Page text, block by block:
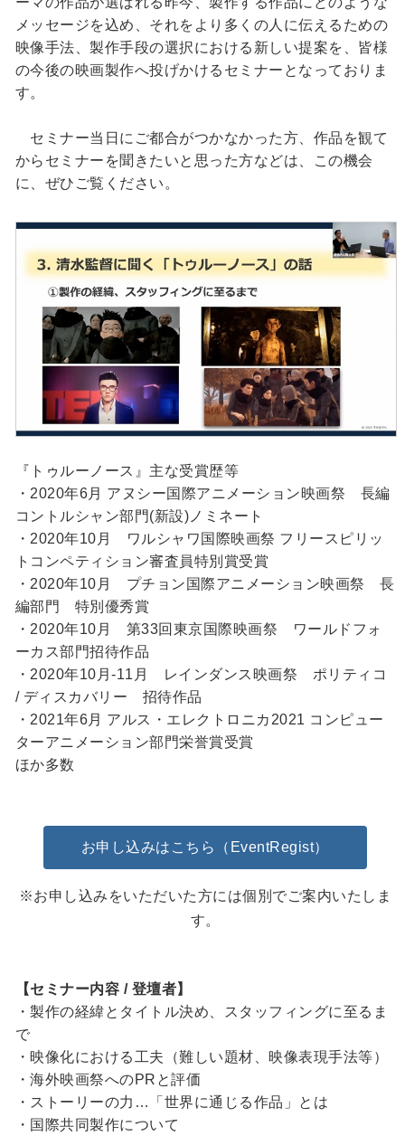
メッセージを込め、それをより多くの人に伝えるための
映像手法、製作手段の選択における新しい提案を、皆様
の今後の映画製作へ投げかけるセミナーとなっておりま
す。
セミナー当日にご都合がつかなかった方、作品を観て
からセミナーを聞きたいと思った方などは、この機会
に、ぜひご覧ください。
『トゥルーノース』主な受賞歴等
・2020年6月 アヌシー国際アニメーション映画祭 長編
コントルシャン部門(新設)ノミネート
・2020年10月 ワルシャワ国際映画祭 フリースピリッ
トコンペティション審査員特別賞受賞
・2020年10月 プチョン国際アニメーション映画祭 長
編部門 特別優秀賞
・2020年10月 第33回東京国際映画祭 ワールドフォ
ーカス部門招待作品
・2020年10月-11月 レインダンス映画祭 ポリティコ
/ ディスカバリー 招待作品
・2021年6月 アルス・エレクトロニカ2021 コンピュー
ターアニメーション部門栄誉賞受賞
ほか多数
お申し込みはこちら（EventRegist）
※お申し込みをいただいた方には個別でご案内いたしま
す。
【セミナー内容 / 登壇者】
・製作の経緯とタイトル決め、スタッフィングに至るま
で
・映像化における工夫（難しい題材、映像表現手法等）
・海外映画祭へのPRと評価
・ストーリーの力…「世界に通じる作品」とは
・国際共同製作について